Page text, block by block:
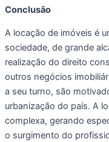
Conclusão
A locação de imóveis é
sociedade, de grande
realização do direito
outros negócios
a seu turno, são
urbanização do país. A
complexa, gerando
o surgimento do